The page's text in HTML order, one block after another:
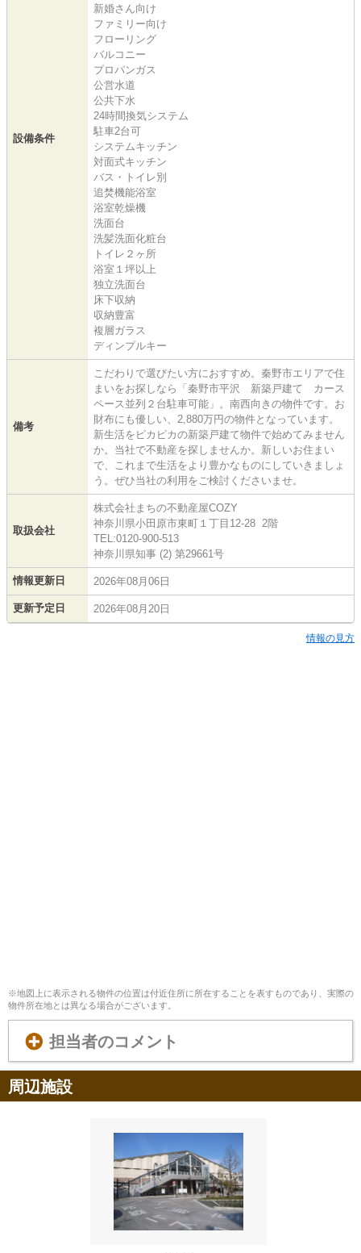
設備条件
新婚さん向け
ファミリー向け
フローリング
バルコニー
プロパンガス
公営水道
公共下水
24時間換気システム
駐車2台可
システムキッチン
対面式キッチン
バス・トイレ別
追焚機能浴室
浴室乾燥機
洗面台
洗髪洗面化粧台
トイレ２ヶ所
浴室１坪以上
独立洗面台
床下収納
収納豊富
複層ガラス
ディンプルキー
備考
こだわりで選びたい方におすすめ。秦野市エリアで住
まいをお探しなら「秦野市平沢 新築戸建て カース
ペース並列２台駐車可能」。南西向きの物件です。お
財布にも優しい、2,880万円の物件となっています。
新生活をピカピカの新築戸建て物件で始めてみません
か。当社で不動産を探しませんか。新しいお住まい
で、これまで生活をより豊かなものにしていきましょ
う。ぜひ当社の利用をご検討くださいませ。
取扱会社
株式会社まちの不動産屋COZY
神奈川県小田原市東町１丁目12-28 2階
TEL:0120-900-513
神奈川県知事 (2) 第29661号
情報更新日 2026年08月06日
更新予定日 2026年08月20日
情報の見方
※地図上に表示される物件の位置は付近住所に所在することを表すものであり、実際の
物件所在地とは異なる場合がございます。
担当者のコメント
周辺施設